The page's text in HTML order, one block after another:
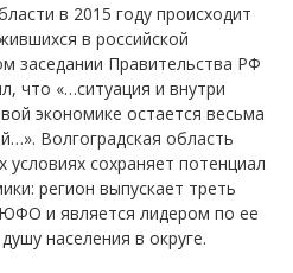
в 2015 году происходит
в российской
заседании Правительства РФ
что «…ситуация и внутри
экономике остается весьма
Волгоградская область
условиях сохраняет потенциал
регион выпускает треть
и является лидером по ее
населения в округе.